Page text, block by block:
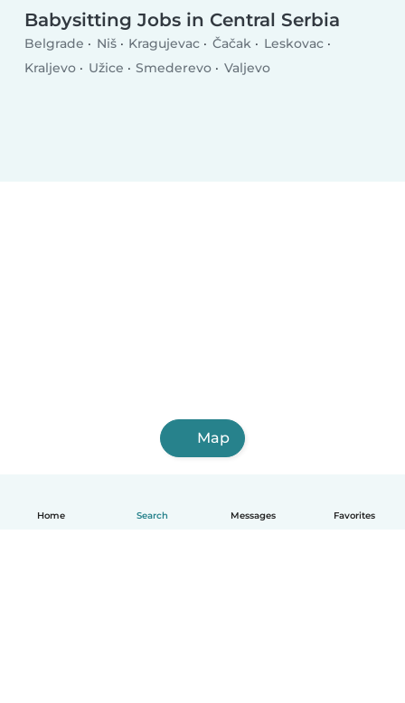
Home Search Messages Favorites
Babysitting Jobs in Central Serbia
Belgrade Niš Kragujevac Čačak
Leskovac
Kraljevo
Užice Smederevo Valjevo
Map